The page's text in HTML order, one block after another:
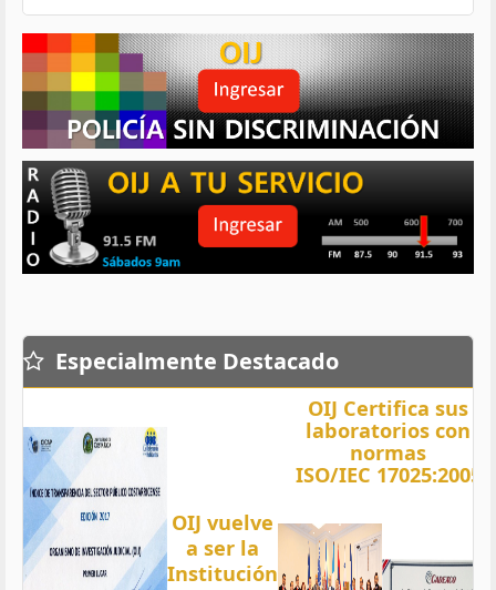
Especialmente Destacado
OIJ vuelve
a ser la
Institución
OIJ Certifica sus
laboratorios con
normas
ISO/IEC 17025:2005